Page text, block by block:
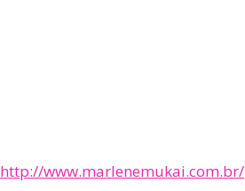
http://www.marlenemukai.com.br/